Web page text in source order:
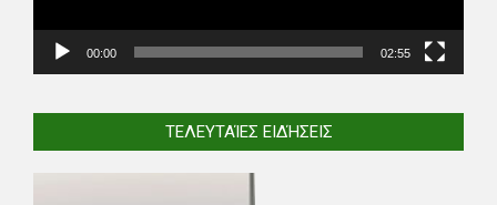
00:00 02:55
ΤΕΛΕΥΤΑΊΕΣ ΕΙΔΉΣΕΙΣ